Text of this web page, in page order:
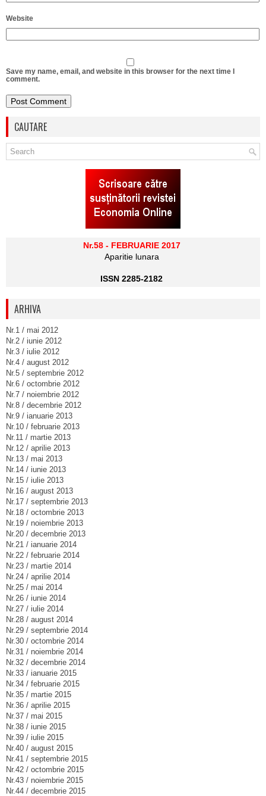
Website
Save my name, email, and website in this browser for the next time I
comment.
CAUTARE
Nr.58 - FEBRUARIE 2017
Aparitie lunara
ISSN 2285-2182
ARHIVA
Nr.1 / mai 2012
Nr.2 / iunie 2012
Nr.3 / iulie 2012
Nr.4 / august 2012
Nr.5 / septembrie 2012
Nr.6 / octombrie 2012
Nr.7 / noiembrie 2012
Nr.8 / decembrie 2012
Nr.9 / ianuarie 2013
Nr.10 / februarie 2013
Nr.11 / martie 2013
Nr.12 / aprilie 2013
Nr.13 / mai 2013
Nr.14 / iunie 2013
Nr.15 / iulie 2013
Nr.16 / august 2013
Nr.17 / septembrie 2013
Nr.18 / octombrie 2013
Nr.19 / noiembrie 2013
Nr.20 / decembrie 2013
Nr.21 / ianuarie 2014
Nr.22 / februarie 2014
Nr.23 / martie 2014
Nr.24 / aprilie 2014
Nr.25 / mai 2014
Nr.26 / iunie 2014
Nr.27 / iulie 2014
Nr.28 / august 2014
Nr.29 / septembrie 2014
Nr.30 / octombrie 2014
Nr.31 / noiembrie 2014
Nr.32 / decembrie 2014
Nr.33 / ianuarie 2015
Nr.34 / februarie 2015
Nr.35 / martie 2015
Nr.36 / aprilie 2015
Nr.37 / mai 2015
Nr.38 / iunie 2015
Nr.39 / iulie 2015
Nr.40 / august 2015
Nr.41 / septembrie 2015
Nr.42 / octombrie 2015
Nr.43 / noiembrie 2015
Nr.44 / decembrie 2015